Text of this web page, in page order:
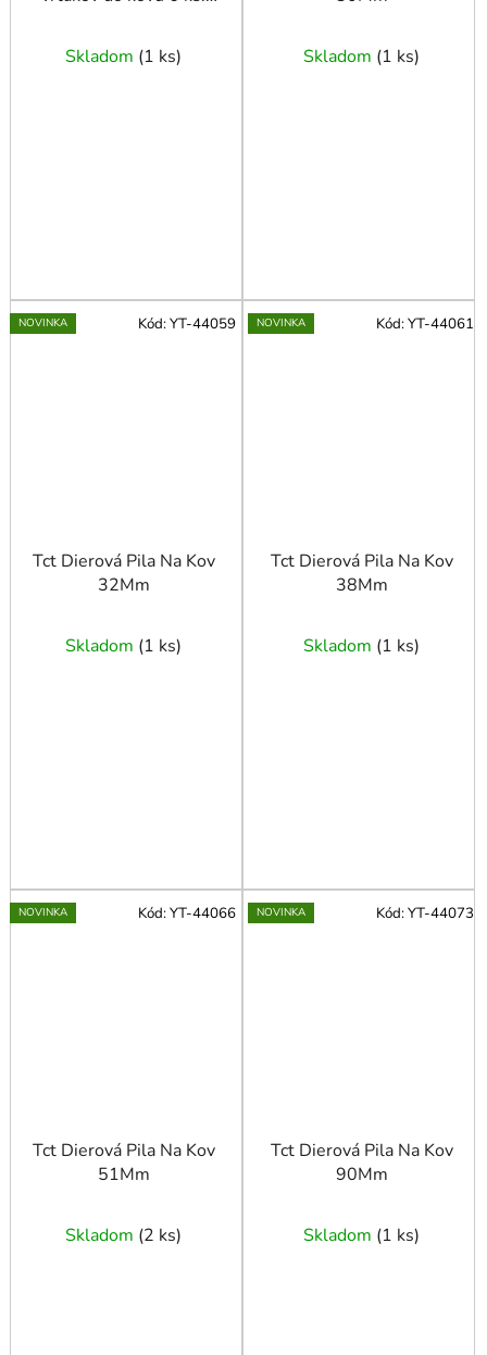
Skladom (1 ks) Skladom (1 ks)
NOVINKA
Tct Dierová Pila Na Kov
32Mm
Skladom (1 ks)
Kód:YT-44059 NOVINKA
Tct Dierová Pila Na Kov
38Mm
Skladom (1 ks)
Kód:YT-44061
NOVINKA
Tct Dierová Pila Na Kov
51Mm
Skladom (2 ks)
Kód:YT-44066 NOVINKA
Tct Dierová Pila Na Kov
90Mm
Skladom (1 ks)
Kód:YT-44073